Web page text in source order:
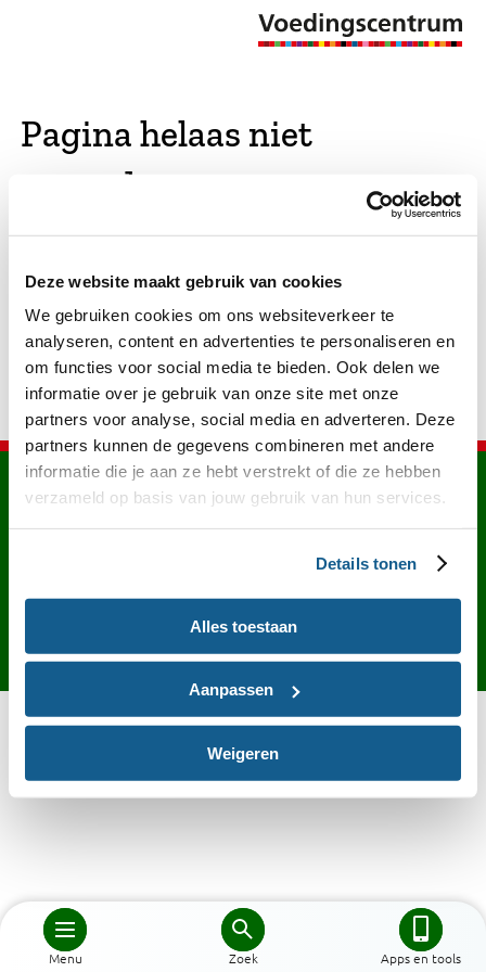
Deze website maakt gebruik van cookies
We gebruiken cookies om ons websiteverkeer te
analyseren, content en advertenties te personaliseren en
om functies voor social media te bieden. Ook delen we
informatie over je gebruik van onze site met onze
partners voor analyse, social media en adverteren. Deze
partners kunnen de gegevens combineren met andere
informatie die je aan ze hebt verstrekt of die ze hebben
verzameld op basis van jouw gebruik van hun services.
Details tonen
Alles toestaan
Aanpassen
Weigeren
Menu Zoek Apps en tools
Pagina helaas niet
gevonden
hebben gekeken of er vergelijkbare pagina's
bestaan. Als dat zo is, dan zie je die hier.
Contact English Privacy
Cookies
Toegankelijkheid
Desktop site